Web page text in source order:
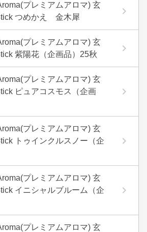
プレミアムアロマ) 玄
つめかえ 金木犀
プレミアムアロマ) 玄
紫陽花（企画品）25秋
プレミアムアロマ) 玄
ピュアコスモス（企画
プレミアムアロマ) 玄
トゥインクルスノー（企
プレミアムアロマ) 玄
イニシャルブルーム（企
プレミアムアロマ) 玄